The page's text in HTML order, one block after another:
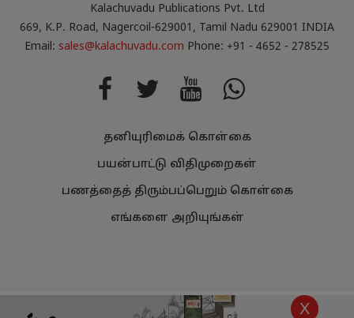
X
Kalachuvadu Publications Pvt. Ltd
669, K.P. Road, Nagercoil-629001, Tamil Nadu 629001 INDIA
Email: sales@kalachuvadu.com Phone: +91 - 4652 - 278525
தனியுரிமைக் கொள்கை
பயன்பாட்டு விதிமுறைகள்
பணத்தைத் திரும்பப்பெறும் கொள்கை
எங்களை அறியுங்கள்
Copyright Kalachuvadu Publications Pvt Ltd 2021.
All Rights